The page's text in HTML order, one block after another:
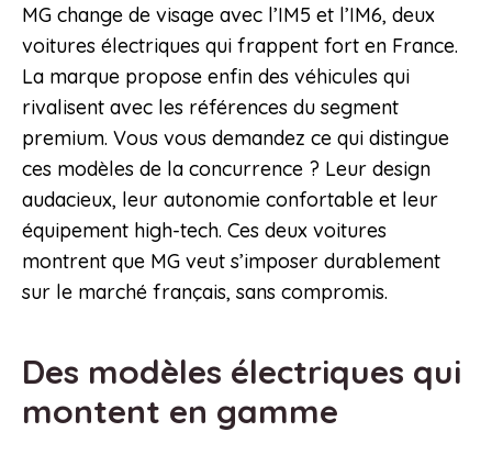
MG change de visage avec l’IM5 et l’IM6, deux
voitures électriques qui frappent fort en France.
La marque propose enfin des véhicules qui
rivalisent avec les références du segment
premium. Vous vous demandez ce qui distingue
ces modèles de la concurrence ? Leur design
audacieux, leur autonomie confortable et leur
équipement high-tech. Ces deux voitures
montrent que MG veut s’imposer durablement
sur le marché français, sans compromis.
Des modèles électriques qui
montent en gamme